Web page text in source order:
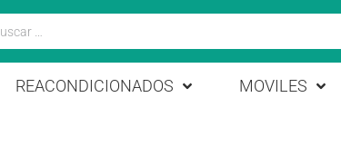
REACONDICIONADOS MOVILES